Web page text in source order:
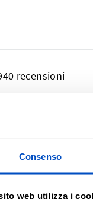
Consenso
web utilizza i
recensioni
Spediamo
ad